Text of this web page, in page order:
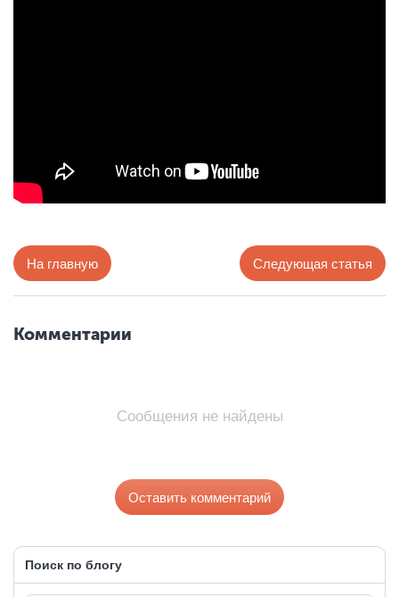
На главную Следующая статья
Комментарии
Сообщения не найдены
Оставить комментарий
Поиск по блогу